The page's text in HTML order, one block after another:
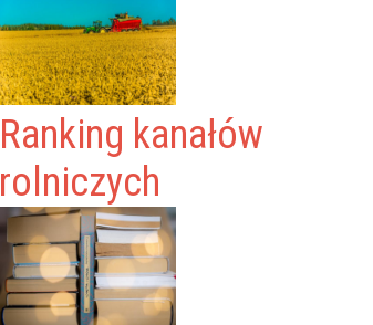
Ranking kanałów
rolniczych